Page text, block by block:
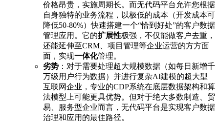
价格昂贵，实施周期长。而无代码平台允许您根据
自身独特的业务流程，以极低的成本（开发成本可
降低50-80%）快速搭建一个“恰到好处”的客户数据
管理应用。它的扩展性极强，不仅能做客户去重，
还能延伸至CRM、项目管理等企业运营的方方面
面，实现一体化管理。
劣势 ：对于需要处理超大规模数据（如每日新增千
万级用户行为数据）并进行复杂AI建模的超大型
互联网企业，专业的CDP系统在底层数据架构和算
法模型上可能更具优势。但对于绝大多数制造、贸
易、服务型企业而言，无代码平台是实现客户数据
治理和应用的最佳路径。